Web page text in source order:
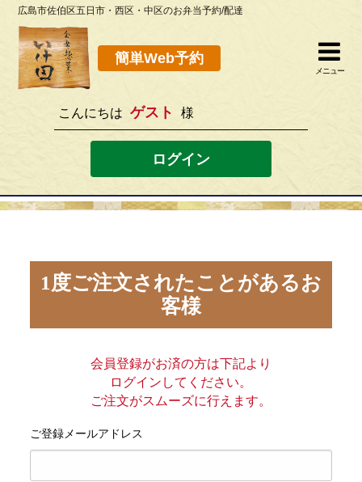
閉じる
082-923-8298
[営業時間]10：30~19：00 [定休日]水曜
このサイトの使い方
プライバシーポリシー
サイトマップ
広島市佐伯区五日市・西区・中区のお弁当予約/配達
簡単Web予約
メニュー
こんにちは ゲスト 様
ログイン
1度ご注文されたことがあるお
客様
会員登録がお済の方は下記より
ログインしてください。
ご注文がスムーズに行えます。
ご登録メールアドレス